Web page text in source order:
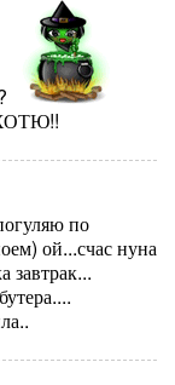
ХОТЮ!!
по
ой...счас нуна
завтрак...